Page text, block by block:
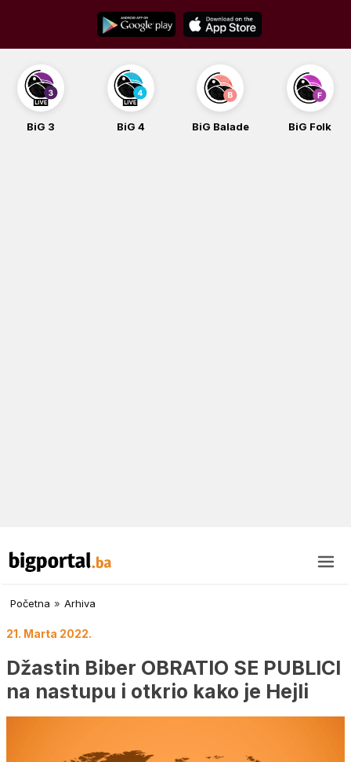
content
BiG 3 BiG 4 BiG Balade BiG Folk
Početna » Arhiva
21. Marta 2022.
Džastin Biber OBRATIO SE PUBLICI
na nastupu i otkrio kako je Hejli